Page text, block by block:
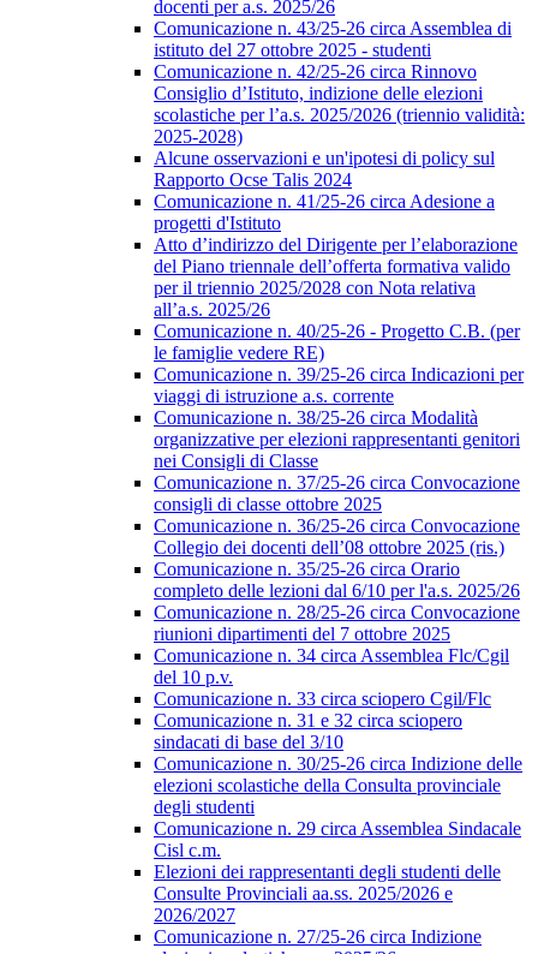
docenti per a.s. 2025/26
Comunicazione n. 43/25-26 circa Assemblea di
istituto del 27 ottobre 2025 - studenti
Comunicazione n. 42/25-26 circa Rinnovo
Consiglio d’Istituto, indizione delle elezioni
scolastiche per l’a.s. 2025/2026 (triennio validità:
2025-2028)
Alcune osservazioni e un'ipotesi di policy sul
Rapporto Ocse Talis 2024
Comunicazione n. 41/25-26 circa Adesione a
progetti d'Istituto
Atto d’indirizzo del Dirigente per l’elaborazione
del Piano triennale dell’offerta formativa valido
per il triennio 2025/2028 con Nota relativa
all’a.s. 2025/26
Comunicazione n. 40/25-26 - Progetto C.B. (per
le famiglie vedere RE)
Comunicazione n. 39/25-26 circa Indicazioni per
viaggi di istruzione a.s. corrente
Comunicazione n. 38/25-26 circa Modalità
organizzative per elezioni rappresentanti genitori
nei Consigli di Classe
Comunicazione n. 37/25-26 circa Convocazione
consigli di classe ottobre 2025
Comunicazione n. 36/25-26 circa Convocazione
Collegio dei docenti dell’08 ottobre 2025 (ris.)
Comunicazione n. 35/25-26 circa Orario
completo delle lezioni dal 6/10 per l'a.s. 2025/26
Comunicazione n. 28/25-26 circa Convocazione
riunioni dipartimenti del 7 ottobre 2025
Comunicazione n. 34 circa Assemblea Flc/Cgil
del 10 p.v.
Comunicazione n. 33 circa sciopero Cgil/Flc
Comunicazione n. 31 e 32 circa sciopero
sindacati di base del 3/10
Comunicazione n. 30/25-26 circa Indizione delle
elezioni scolastiche della Consulta provinciale
degli studenti
Comunicazione n. 29 circa Assemblea Sindacale
Cisl c.m.
Elezioni dei rappresentanti degli studenti delle
Consulte Provinciali aa.ss. 2025/2026 e
2026/2027
Comunicazione n. 27/25-26 circa Indizione